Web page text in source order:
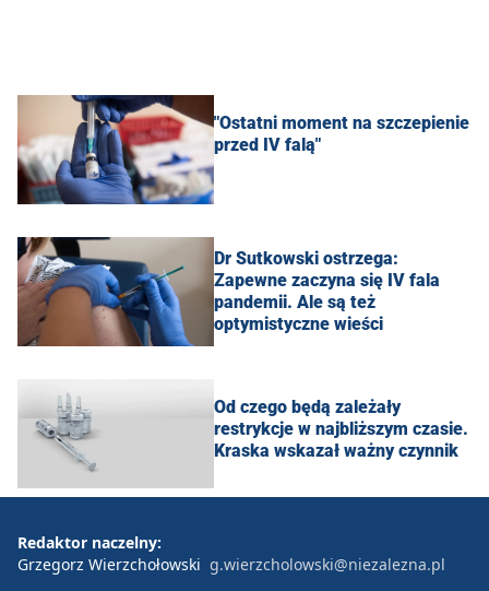
"Ostatni moment na szczepienie
przed IV falą"
Dr Sutkowski ostrzega:
Zapewne zaczyna się IV fala
pandemii. Ale są też
optymistyczne wieści
Od czego będą zależały
restrykcje w najbliższym czasie.
Kraska wskazał ważny czynnik
Redaktor naczelny:
Grzegorz Wierzchołowski g.wierzcholowski@niezalezna.pl